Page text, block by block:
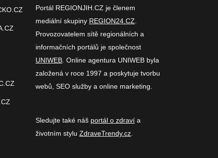
Portál REGIONJIH.CZ je členem
mediální skupiny REGION24.CZ
Provozovatelem sítě regionálních a
informačních portálů je společnost
UNIWEB . Online agentura UNIWEB byla
založená v roce 1997 a poskytuje tvorbu
webů, SEO služby a online marketing.
Sledujte také náš portál o zdraví a
životním stylu ZdraveTrendy.cz